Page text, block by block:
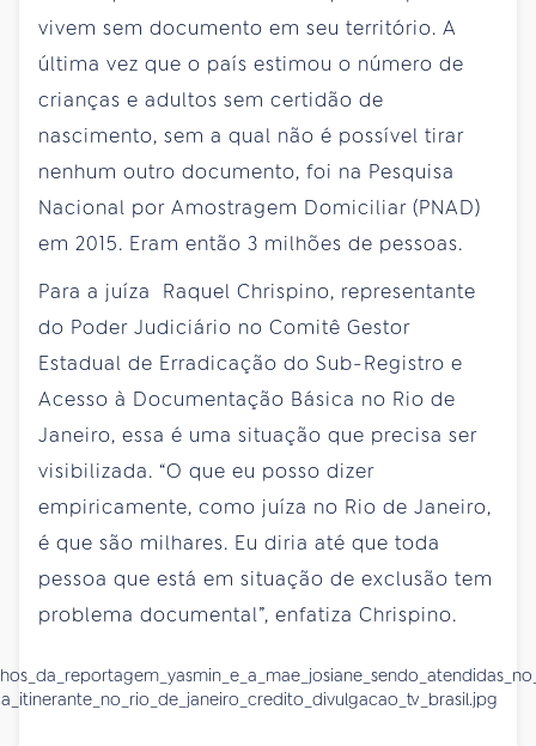
vivem sem documento em seu território. A
última vez que o país estimou o número de
crianças e adultos sem certidão de
nascimento, sem a qual não é possível tirar
nenhum outro documento, foi na Pesquisa
Nacional por Amostragem Domiciliar (PNAD)
em 2015. Eram então 3 milhões de pessoas.
Para a juíza Raquel Chrispino, representante
do Poder Judiciário no Comitê Gestor
Estadual de Erradicação do Sub-Registro e
Acesso à Documentação Básica no Rio de
Janeiro, essa é uma situação que precisa ser
visibilizada. “O que eu posso dizer
empiricamente, como juíza no Rio de Janeiro,
é que são milhares. Eu diria até que toda
pessoa que está em situação de exclusão tem
problema documental”, enfatiza Chrispino.